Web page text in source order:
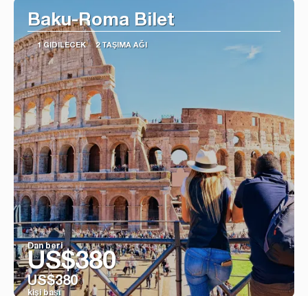
Baku-Roma Bilet
1 GIDILECEK 2 TAŞIMA AĞI
Dan beri
US$380
US$380
kişi başı